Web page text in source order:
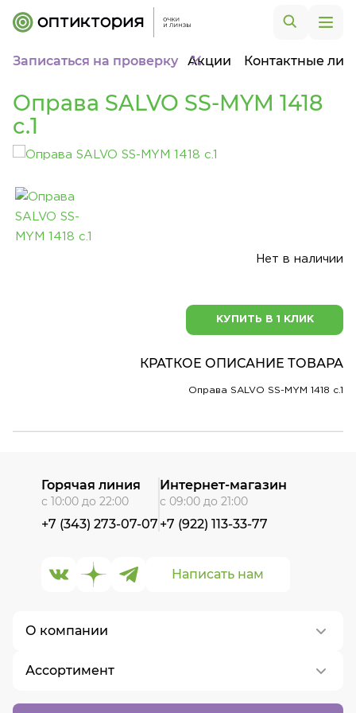
Записаться на проверку Акции Контактные
Оправа SALVO SS-MYM 1418
c.1
Нет в наличии
КУПИТЬ В 1 КЛИК
КРАТКОЕ ОПИСАНИЕ ТОВАРА
Оправа SALVO SS-MYM 1418 c.1
О компании
О нас
Контакты
Ассортимент
Написать нам
Горячая линия
с 10:00 до 22:00
+7 (343) 273-07-07
Интернет-магазин
с 09:00 до 21:00
+7 (922) 113-33-77